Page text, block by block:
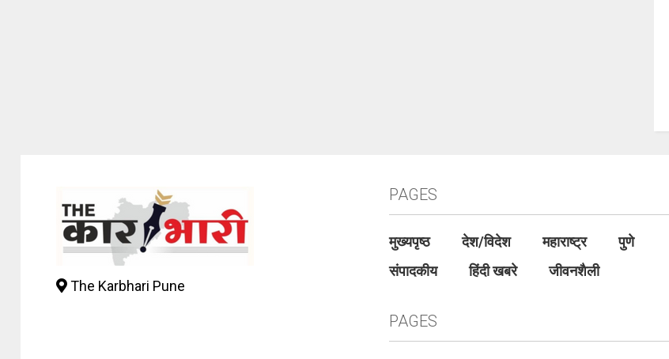
The Karbhari Pune
PAGES
मुख्यपृष्ठ देश/विदेश महाराष्ट्र
पुणे
संपादकीय
हिंदी खबरे जीवनशैली
PAGES